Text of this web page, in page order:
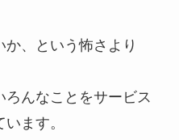
、という怖さより
んなことをサービス
ます。